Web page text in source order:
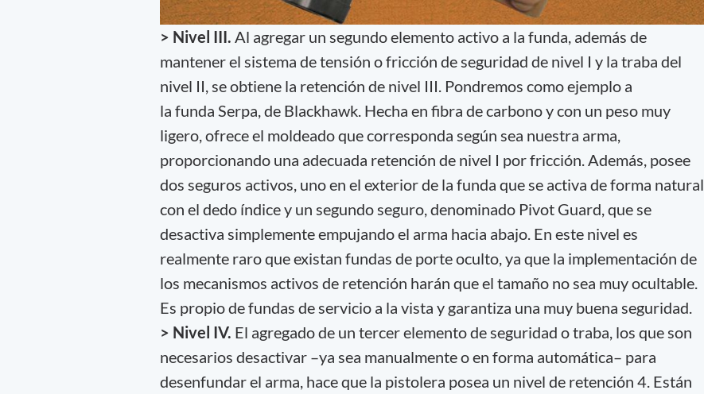
> Nivel III. Al agregar un segundo elemento activo a la funda, además de
mantener el sistema de tensión o fricción de seguridad de nivel I y la traba del
nivel II, se obtiene la retención de nivel III. Pondremos como ejemplo a
la funda Serpa, de Blackhawk. Hecha en fibra de carbono y con un peso muy
ligero, ofrece el moldeado que corresponda según sea nuestra arma,
proporcionando una adecuada retención de nivel I por fricción. Además, posee
dos seguros activos, uno en el exterior de la funda que se activa de forma natural
con el dedo índice y un segundo seguro, denominado Pivot Guard, que se
desactiva simplemente empujando el arma hacia abajo. En este nivel es
realmente raro que existan fundas de porte oculto, ya que la implementación de
los mecanismos activos de retención harán que el tamaño no sea muy ocultable.
Es propio de fundas de servicio a la vista y garantiza una muy buena seguridad.
> Nivel IV. El agregado de un tercer elemento de seguridad o traba, los que son
necesarios desactivar –ya sea manualmente o en forma automática– para
desenfundar el arma, hace que la pistolera posea un nivel de retención 4. Están